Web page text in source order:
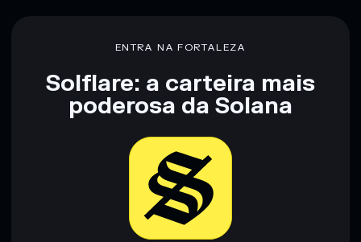
ENTRA NA FORTALEZA
Solflare: a carteira mais
poderosa da Solana
Baixar agora